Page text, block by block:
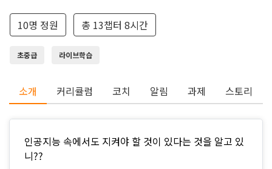
10명 정원 총 13챕터 8시간
초중급 라이브학습
소개 커리큘럼 코치 알림 과제 스토리
인공지능 속에서도 지켜야 할 것이 있다는 것을 알고 있
니??